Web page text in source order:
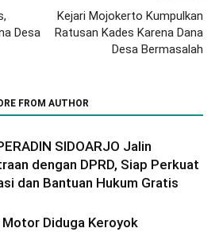
Desa
Kejari Mojokerto Kumpulkan
Ratusan Kades Karena Dana
Desa Bermasalah
FROM AUTHOR
SIDOARJO Jalin
dengan DPRD, Siap Perkuat
dan Bantuan Hukum Gratis
Motor Diduga Keroyok